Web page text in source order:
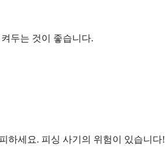
두는 것이 좋습니다.
하세요. 피싱 사기의 위험이 있습니다!